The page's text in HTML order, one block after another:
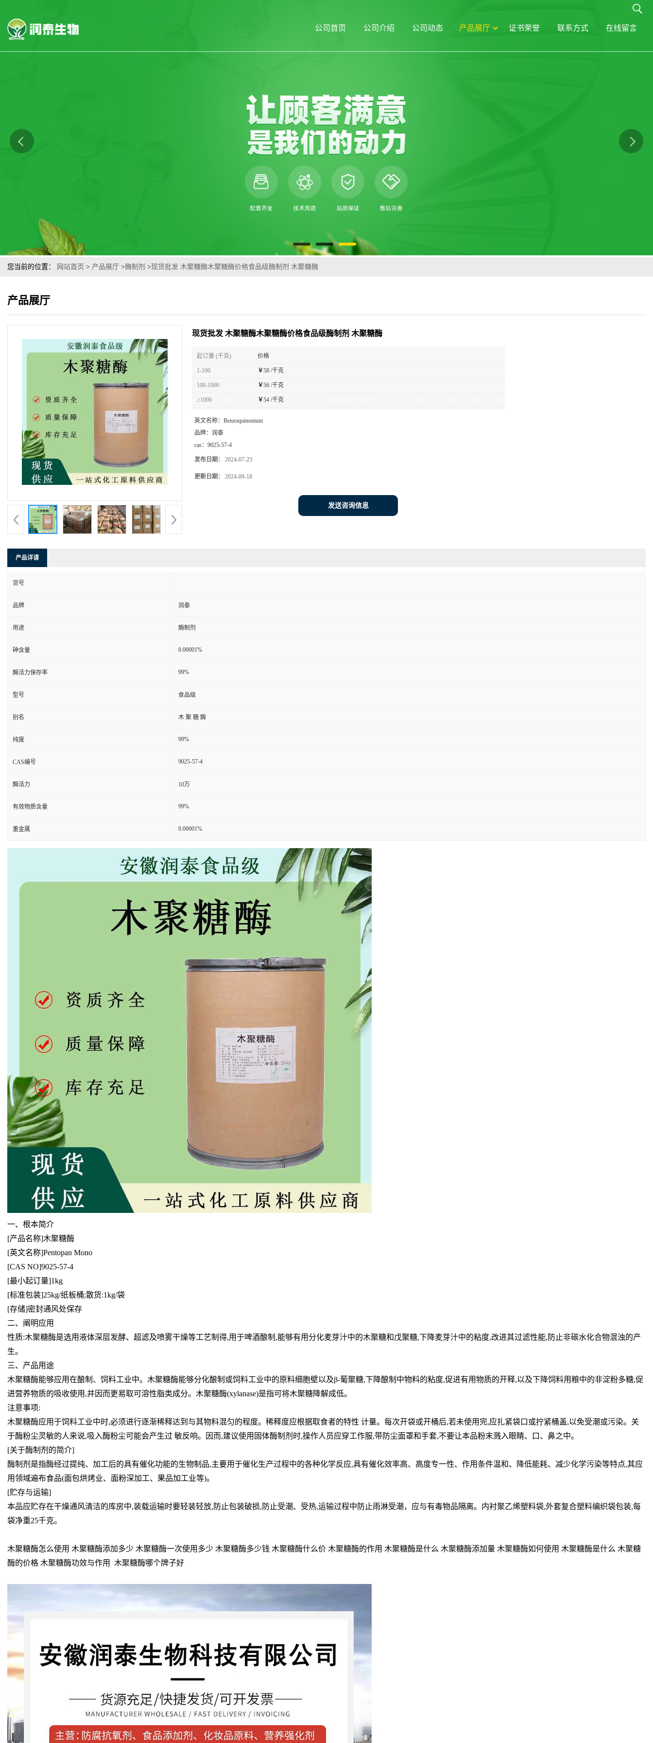
公司首页 公司介绍 公司动态 产品展厅 证书荣誉 联系方式 在线留言
您当前的位置： 网站首页 > 产品展厅 >酶制剂 >现货批发 木聚糖酶木聚糖酶价格食品级酶制剂 木聚糖酶
产品展厅
现货批发 木聚糖酶木聚糖酶价格食品级酶制剂 木聚糖酶
起订量 (千克) 价格
1-100 ￥58 /千克
100-1000 ￥56 /千克
≥1000 ￥54 /千克
英文名称： Benzoquinonium
品牌： 润泰
cas： 9025-57-4
发布日期： 2024-07-23
更新日期： 2024-09-18
发送咨询信息
产品详请
货号
品牌 润泰
用途 酶制剂
砷含量 0.00001%
酶活力保存率 99%
型号 食品级
别名 木 聚 糖 酶
纯度 99%
CAS编号 9025-57-4
酶活力 10万
有效物质含量 99%
重金属 0.00001%
一、根本简介
[产品名称]木聚糖酶
[英文名称]Pentopan Mono
[CAS NO]9025-57-4
[最小起订量]1kg
[标准包装]25kg/纸板桶;散货:1kg/袋
[存储]密封通风处保存
二、阐明应用
性质:木聚糖酶是选用液体深层发酵、超滤及喷雾干燥等工艺制得,用于啤酒酿制,能够有用分化麦芽汁中的木聚糖和戊聚糖,下降麦芽汁中的粘度,改进其过滤性能,防止非碳水化合物混浊的产
生。
三、产品用途
木聚糖酶能够应用在酿制、饲料工业中。木聚糖酶能够分化酿制或饲料工业中的原料细胞壁以及β-葡聚糖,下降酿制中物料的粘度,促进有用物质的开释,以及下降饲料用粮中的非淀粉多糖,促
进营养物质的吸收使用,并因而更易取可溶性脂类成分。木聚糖酶(xylanase)是指可将木聚糖降解成低。
注意事项:
木聚糖酶应用于饲料工业中时,必须进行逐渐稀释达到与其物料混匀的程度。稀释度应根据取食者的特性 计量。每次开袋或开桶后,若未使用完,应扎紧袋口或拧紧桶盖,以免受潮或污染。关
于酶粉尘灵敏的人来说,吸入酶粉尘可能会产生过 敏反响。因而,建议使用固体酶制剂时,操作人员应穿工作服,带防尘面罩和手套,不要让本品粉末溅入眼睛、口、鼻之中。
[关于酶制剂的简介]
酶制剂是指酶经过提纯、加工后的具有催化功能的生物制品,主要用于催化生产过程中的各种化学反应,具有催化效率高、高度专一性、作用条件温和、降低能耗、减少化学污染等特点,其应
用领域遍布食品(面包烘烤业、面粉深加工、果品加工业等)。
[贮存与运输]
本品应贮存在干燥通风清洁的库房中,装载运输时要轻装轻放,防止包装破损,防止受潮、受热,运输过程中防止雨淋受潮，应与有毒物品隔离。内衬聚乙烯塑料袋,外套复合塑料编织袋包装,每
袋净重25千克。
木聚糖酶怎么使用 木聚糖酶添加多少 木聚糖酶一次使用多少 木聚糖酶多少钱 木聚糖酶什么价 木聚糖酶的作用 木聚糖酶是什么 木聚糖酶添加量 木聚糖酶如何使用 木聚糖酶是什么 木聚糖
酶的价格 木聚糖酶功效与作用 木聚糖酶哪个牌子好